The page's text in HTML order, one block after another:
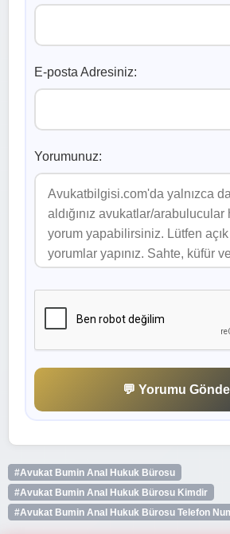
E-posta Adresiniz:
Yorumunuz:
💬 Yorumu
#Avukat Bumin Anal Hukuk Bürosu
#Avukat Bumin Anal Hukuk Bürosu Kimdir
#Avukat Bumin Anal Hukuk Bürosu Telefon